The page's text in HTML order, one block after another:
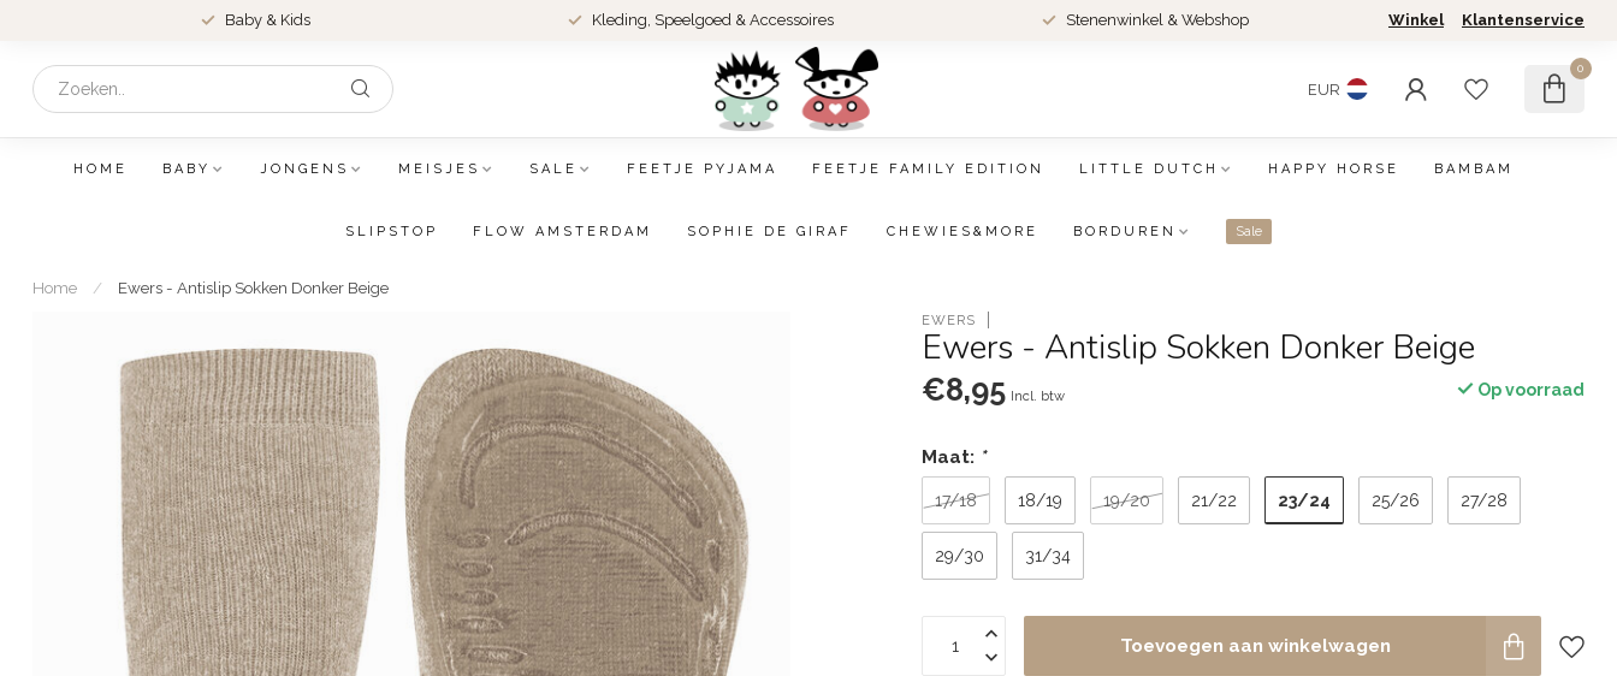
Baby & Kids Kleding, Speelgoed & Accessoires Stenenwinkel & Webshop Winkel Klantenservice
EUR
0
HOME BABY JONGENS MEISJES SALE FEETJE PYJAMA FEETJE FAMILY EDITION LITTLE DUTCH HAPPY HORSE BAMBAM
SLIPSTOP FLOW AMSTERDAM SOPHIE DE GIRAF CHEWIES&MORE BORDUREN Sale
Home / Ewers - Antislip Sokken Donker Beige
EWERS
Ewers - Antislip Sokken Donker Beige
€8,95 Incl. btw Op voorraad
Maat: *
17/18 18/19 19/20 21/22 23/24 25/26 27/28
29/30 31/34
Toevoegen aan winkelwagen